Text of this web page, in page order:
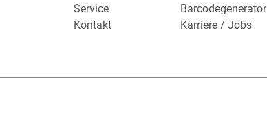
Service
Barcodegenerator
Kontakt
Karriere / Jobs